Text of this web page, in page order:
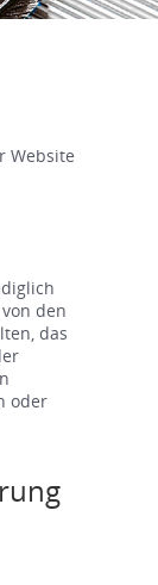
Website
den
das
oder